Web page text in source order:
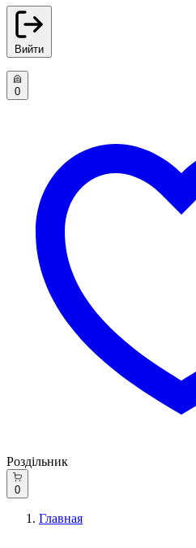
Вийти
0
Роздільник
0
Главная